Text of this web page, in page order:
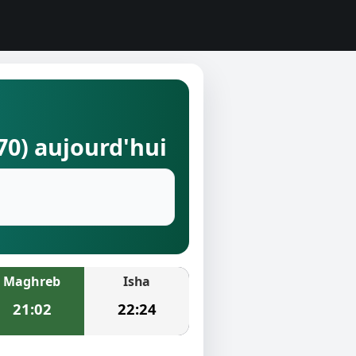
aujourd'hui
Maghreb
21:02
Isha
22:24